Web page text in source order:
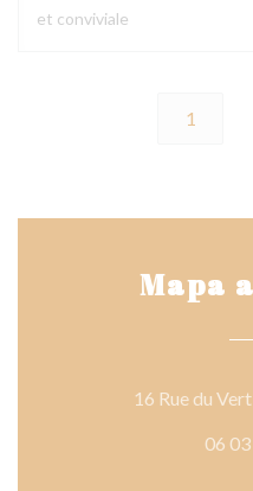
et conviviale
1
Mapa
16 Rue du
06